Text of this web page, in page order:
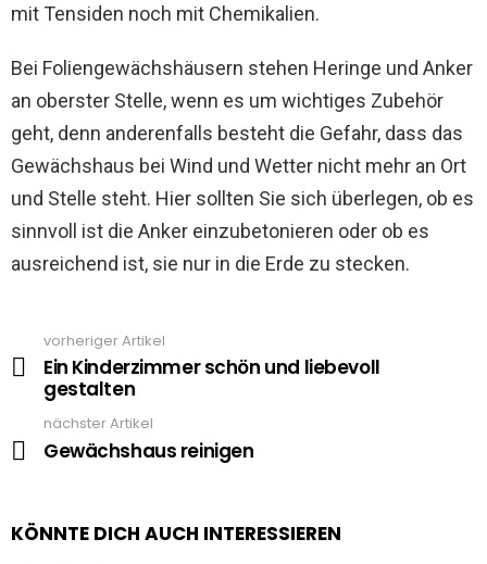
mit Tensiden noch mit Chemikalien.
Bei Foliengewächshäusern stehen Heringe und Anker
an oberster Stelle, wenn es um wichtiges Zubehör
geht, denn anderenfalls besteht die Gefahr, dass das
Gewächshaus bei Wind und Wetter nicht mehr an Ort
und Stelle steht. Hier sollten Sie sich überlegen, ob es
sinnvoll ist die Anker einzubetonieren oder ob es
ausreichend ist, sie nur in die Erde zu stecken.
more
vorheriger Artikel
Ein Kinderzimmer schön und liebevoll
gestalten
nächster Artikel
Gewächshaus reinigen
KÖNNTE DICH AUCH INTERESSIEREN